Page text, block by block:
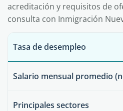
acreditación y requisitos de
consulta con Inmigración
Tasa de desempleo
Salario mensual promedio
Principales sectores